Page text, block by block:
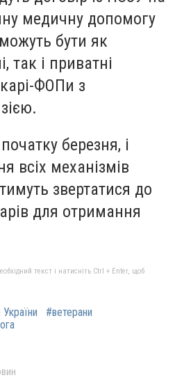
медичну допомогу
бути як
так і приватні
ФОПи з
березня, і
всіх механізмів
звертатися до
для отримання
текст і натисніть Ctrl + Enter, щоб
України
#ветерани